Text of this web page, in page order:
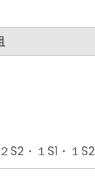
S2・１S1・１S2